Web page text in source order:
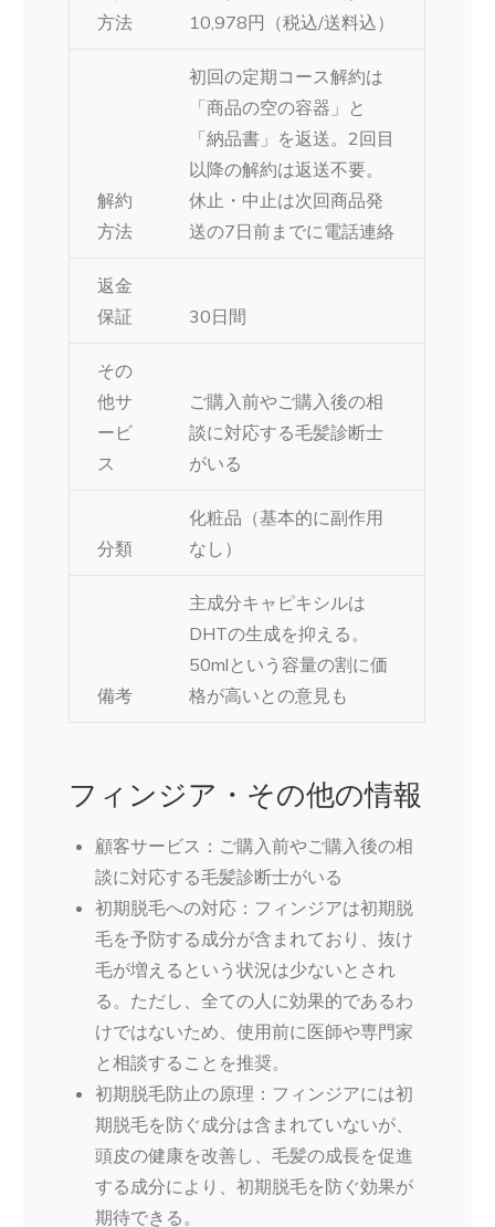
方法
10,978円（税込/送料込）
解約
方法
初回の定期コース解約は
「商品の空の容器」と
「納品書」を返送。2回目
以降の解約は返送不要。
休止・中止は次回商品発
送の7日前までに電話連絡
返金
保証
30日間
その
他サ
ービ
ス
ご購入前やご購入後の相
談に対応する毛髪診断士
がいる
分類
化粧品（基本的に副作用
なし）
備考
主成分キャピキシルは
DHTの生成を抑える。
50mlという容量の割に価
格が高いとの意見も
フィンジア・その他の情報
顧客サービス：ご購入前やご購入後の相
談に対応する毛髪診断士がいる
初期脱毛への対応：フィンジアは初期脱
毛を予防する成分が含まれており、抜け
毛が増えるという状況は少ないとされ
る。ただし、全ての人に効果的であるわ
けではないため、使用前に医師や専門家
と相談することを推奨。
初期脱毛防止の原理：フィンジアには初
期脱毛を防ぐ成分は含まれていないが、
頭皮の健康を改善し、毛髪の成長を促進
する成分により、初期脱毛を防ぐ効果が
期待できる。